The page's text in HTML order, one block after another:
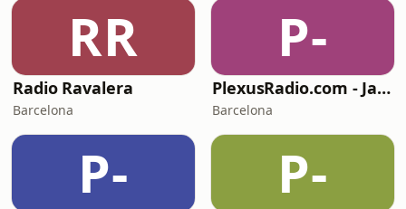
RR
Radio Ravalera
Barcelona
P-
PlexusRadio.com - Jazz Channel
Barcelona
P- P-